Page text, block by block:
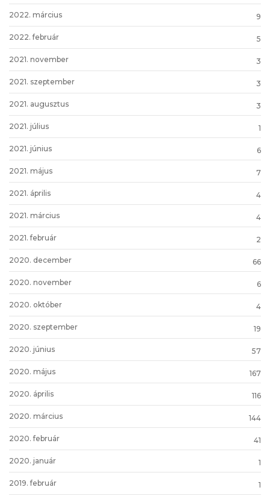
2022. március 9
2022. február 5
2021. november 3
2021. szeptember 3
2021. augusztus 3
2021. július 1
2021. június 6
2021. május 7
2021. április 4
2021. március 4
2021. február 2
2020. december 66
2020. november 6
2020. október 4
2020. szeptember 19
2020. június 57
2020. május 167
2020. április 116
2020. március 144
2020. február 41
2020. január 1
2019. február 1